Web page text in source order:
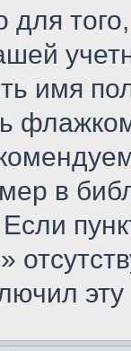
имя
в